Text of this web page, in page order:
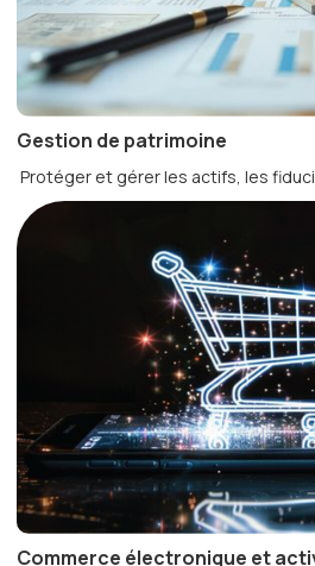
Gestion de patrimoine
Protéger et gérer les actifs, les
Commerce électronique et